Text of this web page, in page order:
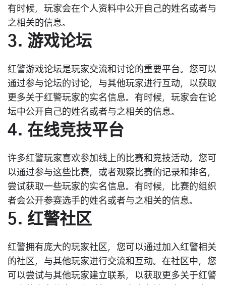
有时候，玩家会在个人资料中公开自己的姓名或者与
之相关的信息。
3. 游戏论坛
红警游戏论坛是玩家交流和讨论的重要平台。您可以
通过参与论坛的讨论，与其他玩家进行互动，以获取
更多关于红警玩家的实名信息。有时候，玩家会在论
坛中公开自己的姓名或者与之相关的信息。
4. 在线竞技平台
许多红警玩家喜欢参加线上的比赛和竞技活动。您可
以通过参与这些比赛，或者观察比赛的记录和排名，
尝试获取一些玩家的实名信息。有时候，比赛的组织
者会公开参赛选手的姓名或者与之相关的信息。
5. 红警社区
红警拥有庞大的玩家社区，您可以通过加入红警相关
的社区，与其他玩家进行交流和互动。在社区中，您
可以尝试与其他玩家建立联系，以获取更多关于红警